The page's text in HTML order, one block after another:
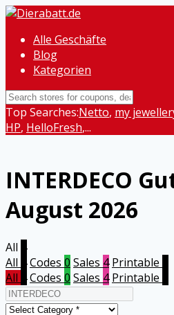
Alle Geschäfte
Blog
Kategorien
Top Searches:Netto, my
HP, HelloFresh,...
INTERDECO
August 2026
All
All
Codes 0 Sales 4 Printable
All
Codes 0 Sales 4 Printable